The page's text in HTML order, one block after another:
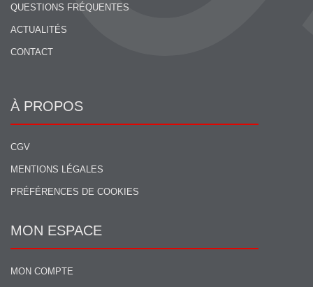
QUESTIONS FRÉQUENTES
ACTUALITÉS
CONTACT
À PROPOS
CGV
MENTIONS LÉGALES
PRÉFÉRENCES DE COOKIES
MON ESPACE
MON COMPTE